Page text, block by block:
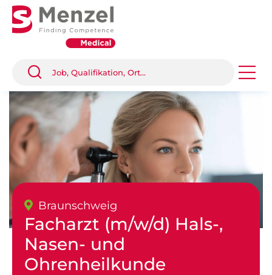
Braunschweig
Facharzt (m/w/d) Hals-,
Nasen- und
Ohrenheilkunde